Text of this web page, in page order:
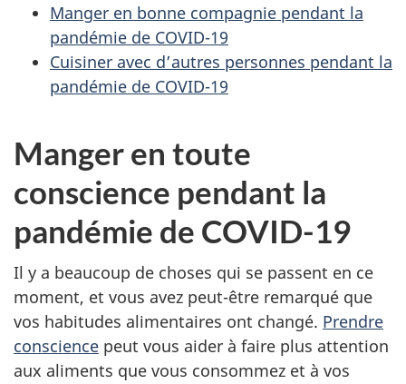
Manger en bonne compagnie pendant la
pandémie de COVID-19
Cuisiner avec d’autres personnes pendant la
pandémie de COVID-19
Manger en toute
conscience pendant la
pandémie de COVID-19
Il y a beaucoup de choses qui se passent en ce
moment, et vous avez peut-être remarqué que
vos habitudes alimentaires ont changé. Prendre
conscience peut vous aider à faire plus attention
aux aliments que vous consommez et à vos